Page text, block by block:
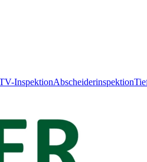
InspektionAbscheiderinspektion